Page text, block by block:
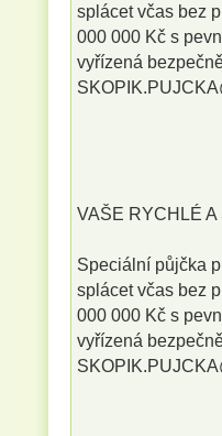
splácet včas bez
000 000 Kč s
vyřízená
VAŠE RYCHLÉ
Speciální půjčka
splácet včas bez
000 000 Kč s
vyřízená